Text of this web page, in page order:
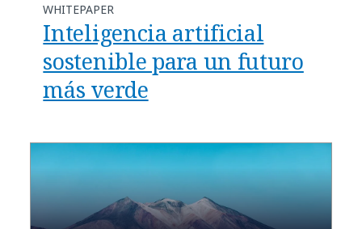
WHITEPAPER
Inteligencia artificial
sostenible para un futuro
más verde